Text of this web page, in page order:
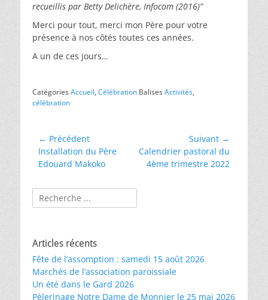
recueillis par Betty Delichère, Infocom (2016)”
Merci pour tout, merci mon Père pour votre
présence à nos côtés toutes ces années.
A un de ces jours…
CatégoriesAccueil, Célébration BalisesActivités,
célébration
Navigation
de
l’article
← Précédent
Article
précédent :
Installation du Père
Edouard Makoko
Suivant →
Article
suivant :
Calendrier pastoral du
4ème trimestre 2022
Rechercher :
Articles récents
Fête de l’assomption : samedi 15 août 2026
Marchés de l’association paroissiale
Un été dans le Gard 2026
Pèlerinage Notre Dame de Monnier le 25 mai 2026